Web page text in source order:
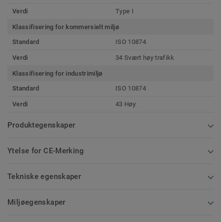
Verdi Type I
Klassifisering for kommersielt miljø
Standard
ISO 10874
Verdi 34 Svært høy trafikk
Klassifisering for industrimiljø
Standard
ISO 10874
Verdi 43 Høy
Produktegenskaper
Ytelse for CE-Merking
Tekniske egenskaper
Miljøegenskaper